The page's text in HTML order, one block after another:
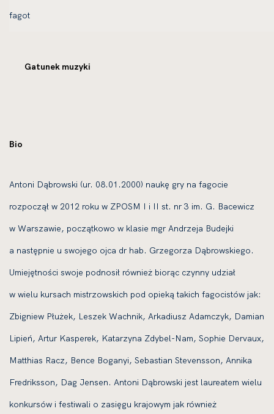
Gatunek muzyki
Bio
Antoni Dąbrowski (ur. 08.01.2000) naukę gry na fagocie
rozpoczął w 2012 roku w ZPOSM I i II st. nr 3 im. G. Bacewicz
w Warszawie, początkowo w klasie mgr Andrzeja Budejki
a następnie u swojego ojca dr hab. Grzegorza Dąbrowskiego.
Umiejętności swoje podnosił również biorąc czynny udział
w wielu kursach mistrzowskich pod opieką takich fagocistów jak:
Zbigniew Płużek, Leszek Wachnik, Arkadiusz Adamczyk, Damian
Lipień, Artur Kasperek, Katarzyna Zdybel-Nam, Sophie Dervaux,
Matthias Racz, Bence Boganyi, Sebastian Stevensson, Annika
Fredriksson, Dag Jensen. Antoni Dąbrowski jest laureatem wielu
konkursów i festiwali o zasięgu krajowym jak również